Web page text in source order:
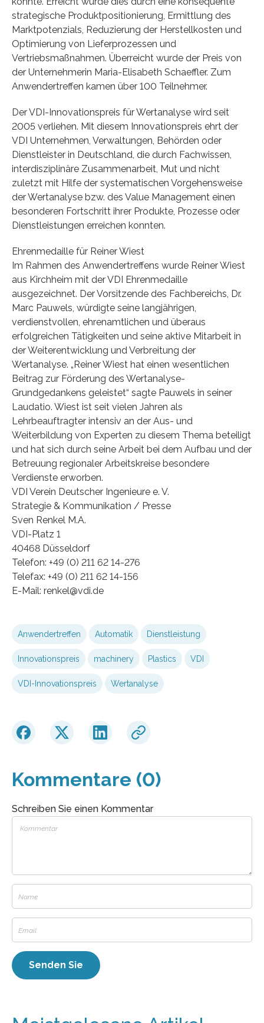
strategische Produktpositionierung, Ermittlung des
Marktpotenzials, Reduzierung der Herstellkosten und
Optimierung von Lieferprozessen und
Vertriebsmaßnahmen. Überreicht wurde der Preis von
der Unternehmerin Maria-Elisabeth Schaeffler. Zum
Anwendertreffen kamen über 100 Teilnehmer.
Der VDI-Innovationspreis für Wertanalyse wird seit
2005 verliehen. Mit diesem Innovationspreis ehrt der
VDI Unternehmen, Verwaltungen, Behörden oder
Dienstleister in Deutschland, die durch Fachwissen,
interdisziplinäre Zusammenarbeit, Mut und nicht
zuletzt mit Hilfe der systematischen Vorgehensweise
der Wertanalyse bzw. des Value Management einen
besonderen Fortschritt ihrer Produkte, Prozesse oder
Dienstleistungen erreichen konnten.
Ehrenmedaille für Reiner Wiest
Im Rahmen des Anwendertreffens wurde Reiner Wiest
aus Kirchheim mit der VDI Ehrenmedaille
ausgezeichnet. Der Vorsitzende des Fachbereichs, Dr.
Marc Pauwels, würdigte seine langjährigen,
verdienstvollen, ehrenamtlichen und überaus
erfolgreichen Tätigkeiten und seine aktive Mitarbeit in
der Weiterentwicklung und Verbreitung der
Wertanalyse. „Reiner Wiest hat einen wesentlichen
Beitrag zur Förderung des Wertanalyse-
Grundgedankens geleistet“ sagte Pauwels in seiner
Laudatio. Wiest ist seit vielen Jahren als
Lehrbeauftragter intensiv an der Aus- und
Weiterbildung von Experten zu diesem Thema beteiligt
und hat sich durch seine Arbeit bei dem Aufbau und der
Betreuung regionaler Arbeitskreise besondere
Verdienste erworben.
VDI Verein Deutscher Ingenieure e. V.
Strategie & Kommunikation / Presse
Sven Renkel M.A.
VDI-Platz 1
40468 Düsseldorf
Telefon: +49 (0) 211 62 14-276
Telefax: +49 (0) 211 62 14-156
E-Mail: renkel@vdi.de
Anwendertreffen Automatik Dienstleistung
Innovationspreis machinery Plastics VDI
VDI-Innovationspreis Wertanalyse
Kommentare (0)
Schreiben Sie einen Kommentar